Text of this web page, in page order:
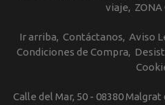
viaje
ZONA
Ir arriba Contáctanos Aviso
Condiciones de Compra
Calle del Mar, 50 - 08380